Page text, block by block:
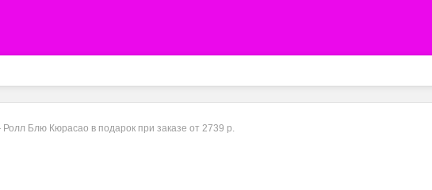
Блю Кюрасао в подарок при заказе от 2739 р.